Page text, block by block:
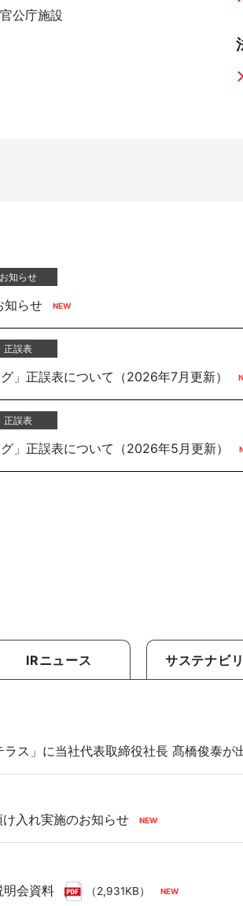
公庁施設
お知らせ
知らせ
正誤表
」正誤表について（2026年7月更新）
正誤表
」正誤表について（2026年5月更新）
IRニュース サステナビ
ス」に当社代表取締役社長 髙橋俊泰が
け入れ実施のお知らせ
会資料 （2,931KB）
事務機器